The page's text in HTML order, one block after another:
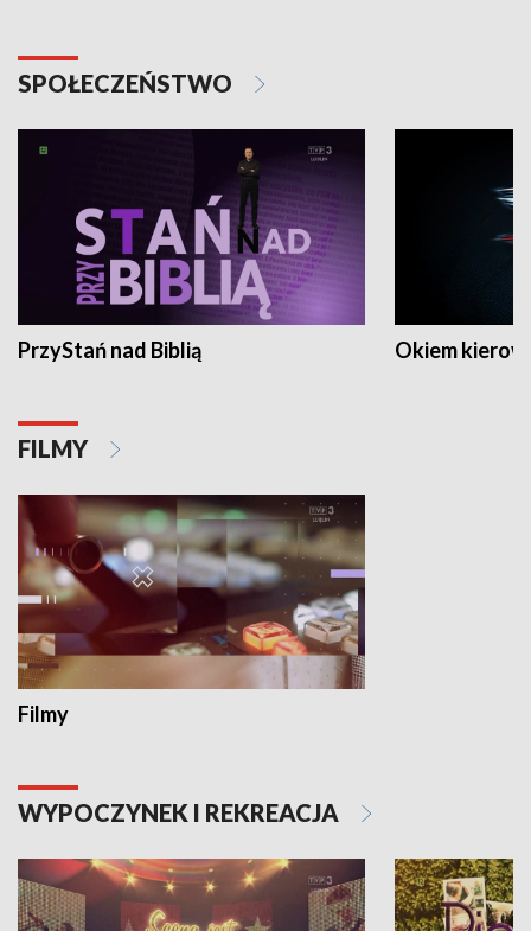
SPOŁECZEŃSTWO
PrzyStań nad Biblią Okiem
FILMY
Filmy
WYPOCZYNEK I REKREACJA